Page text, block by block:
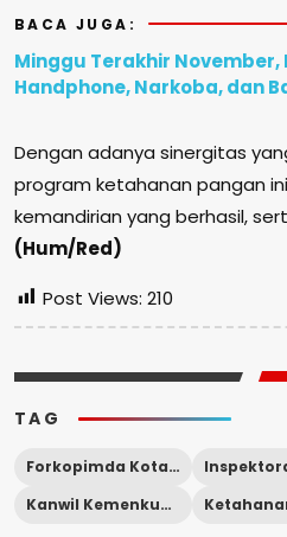
BACA JUGA:
Minggu Terakhir
Handphone, Narkoba, dan
Dengan adanya sinergitas
program ketahanan pangan
kemandirian yang berhasil,
(Hum/Red)
Post Views: 210
TAG
Forkopimda Kota Pasuruan
Kanwil Kemenkumham Jatim